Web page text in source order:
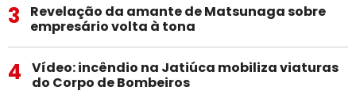
3
Revelação da amante de Matsunaga sobre
empresário volta à tona
4
Vídeo: incêndio na Jatiúca mobiliza viaturas
do Corpo de Bombeiros